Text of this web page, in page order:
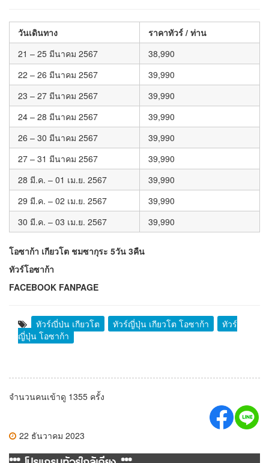
วันเดินทาง
ราคาทัวร์ / ท่าน
21 – 25 มีนาคม 2567
38,990
22 – 26 มีนาคม 2567
39,990
23 – 27 มีนาคม 2567
39,990
24 – 28 มีนาคม 2567
39,990
26 – 30 มีนาคม 2567
39,990
27 – 31 มีนาคม 2567
39,990
28 มี.ค. – 01 เม.ย. 2567
39,990
29 มี.ค. – 02 เม.ย. 2567
39,990
30 มี.ค. – 03 เม.ย. 2567
39,990
โอซาก้า เกียวโต ชมซากุระ 5วัน 3คืน
ทัวร์โอซาก้า
FACEBOOK FANPAGE
ทัวร์ญี่ปุ่น เกียวโต ทัวร์ญี่ปุ่น เกียวโต โอซาก้า
ทัวร์
ญี่ปุ่น โอซาก้า
จำนวนคนเข้าดู 1355 ครั้ง
22 ธันวาคม 2023